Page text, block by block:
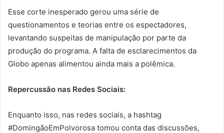
Esse corte inesperado gerou uma série de
questionamentos e teorias entre os espectadores,
levantando suspeitas de manipulação por parte da
produção do programa. A falta de esclarecimentos da
Globo apenas alimentou ainda mais a polêmica.
Repercussão nas Redes Sociais:
Enquanto isso, nas redes sociais, a hashtag
#DomingãoEmPolvorosa tomou conta das discussões,